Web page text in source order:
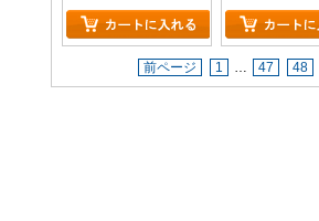
前ページ 1 … 47 48